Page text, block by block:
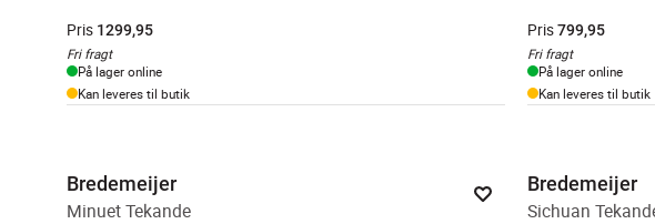
Pris 1299,95
Fri fragt
På lager online
Kan leveres til butik
Pris 799,95
Fri fragt
På lager online
Kan leveres til butik
Bredemeijer
Minuet Tekande
Bredemeijer
Sichuan